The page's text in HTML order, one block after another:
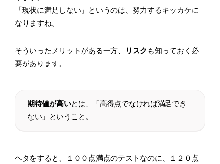
「現状に満足しない」というのは、努力するキッカケに
なりますね。
そういったメリットがある一方、 リスク も知っておく必
要があります。
期待値が高いとは、「高得点でなければ満足でき
ない」ということ。
ヘタをすると、１００点満点のテストなのに、１２０点